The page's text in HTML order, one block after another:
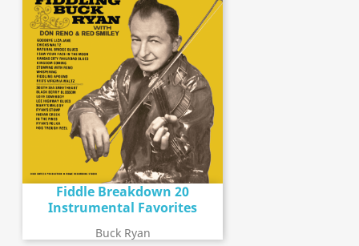
Fiddle Breakdown 20
Instrumental Favorites
Buck Ryan